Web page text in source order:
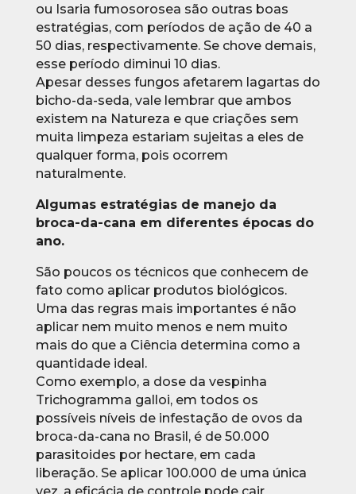
ou Isaria fumosorosea são outras boas
estratégias, com períodos de ação de 40 a
50 dias, respectivamente. Se chove demais,
esse período diminui 10 dias.
Apesar desses fungos afetarem lagartas do
bicho-da-seda, vale lembrar que ambos
existem na Natureza e que criações sem
muita limpeza estariam sujeitas a eles de
qualquer forma, pois ocorrem
naturalmente.
Algumas estratégias de manejo da
broca-da-cana em diferentes épocas do
ano.
São poucos os técnicos que conhecem de
fato como aplicar produtos biológicos.
Uma das regras mais importantes é não
aplicar nem muito menos e nem muito
mais do que a Ciência determina como a
quantidade ideal.
Como exemplo, a dose da vespinha
Trichogramma galloi, em todos os
possíveis níveis de infestação de ovos da
broca-da-cana no Brasil, é de 50.000
parasitoides por hectare, em cada
liberação. Se aplicar 100.000 de uma única
vez, a eficácia de controle pode cair